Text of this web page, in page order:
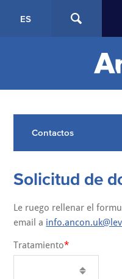
ES
Contactos
Solicitud de
Le ruego rellenar el
email a
Tratamiento